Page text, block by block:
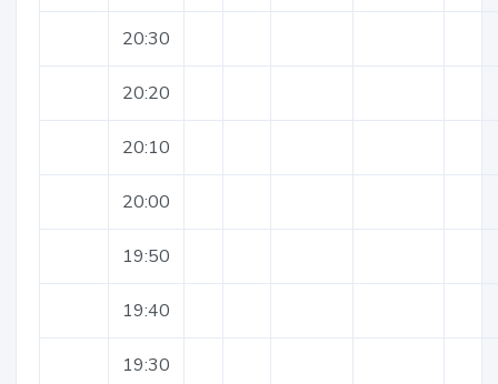
20:30
20:20
20:10
20:00
19:50
19:40
19:30